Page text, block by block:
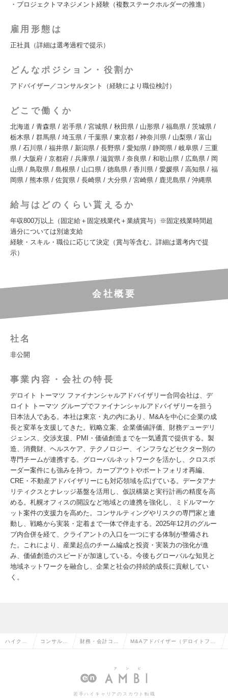
・プロジェクトマネジメント経験（複数ステークホルダーの推進）
雇用形態は
正社員（詳細は選考過程で提示）
どんなポジション・役割か
アドバイザー／コンサルタント（経験により職位検討）
どこで働くか
北海道 / 青森県 / 岩手県 / 宮城県 / 秋田県 / 山形県 / 福島県 / 茨城県 /
栃木県 / 群馬県 / 埼玉県 / 千葉県 / 東京都 / 神奈川県 / 山梨県 / 富山
県 / 石川県 / 福井県 / 新潟県 / 長野県 / 愛知県 / 静岡県 / 岐阜県 / 三重
県 / 大阪府 / 京都府 / 兵庫県 / 滋賀県 / 奈良県 / 和歌山県 / 広島県 / 岡
山県 / 鳥取県 / 島根県 / 山口県 / 徳島県 / 香川県 / 愛媛県 / 高知県 / 福
岡県 / 熊本県 / 佐賀県 / 長崎県 / 大分県 / 宮崎県 / 鹿児島県 / 沖縄県
給与はどのくらい貰えるか
年収800万以上（固定給＋固定残業代＋業績賞与）※固定残業時間超
過分については別途支給
経験・スキル・職位に応じて決定（賞与等含む。詳細は選考内で提
示）
会社概要
社名
非公開
事業内容・会社の特長
デロイト トーマツ ファイナンシャルアドバイザリー合同会社は、デ
ロイト トーマツ グループでファイナンシャルアドバイザリーを担う
日本法人である。本社は東京・丸の内にあり、M&Aを中心に企業の成
長と変革を支援してきた。戦略立案、企業価値評価、財務デューデリ
ジェンス、交渉支援、PMI・価値創造までを一気通貫で提供する。製
造、消費財、ヘルスケア、テクノロジー、インフラなどセクター別の
専門チームが連携する。グローバルネットワークを活かし、クロスボ
ーダー案件にも強みを持つ。カーブアウトやポートフォリオ再編、
CRE・不動産アドバイザリーにも対応領域を広げている。データアナ
リティクスとナレッジ基盤を活用し、仮説構築と実行計画の精度を高
める。札幌オフィスの開設など地域との連携を強化し、ミドルマーケ
ット案件の支援力を高めた。コンサルティングやリスクの専門家と連
動し、戦略から実装・定着まで一体で伴走する。2025年12月のグルー
プ内合併を経て、クライアントの入口を一つにする体制が整備され
た。これにより、産業起点のチーム編成と投資・実装力の強化が進
み、価値創造のスピードが加速している。今後もグローバルな知見と
地域ネットワークを融合し、企業と社会の持続的成長に貢献してい
く。
ハイクラ コンサルタ 財務・会計コン
職
M&Aアドバイザー（デロイトフィ
人情報
若手ハイキャリアのスカウト転職